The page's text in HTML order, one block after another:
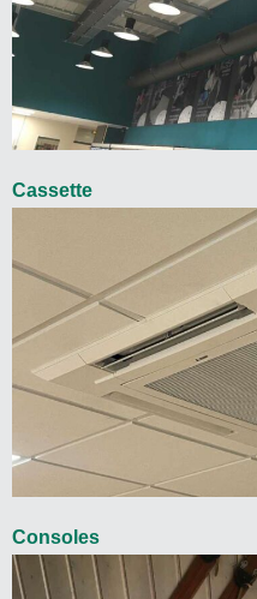
Cassette
Consoles